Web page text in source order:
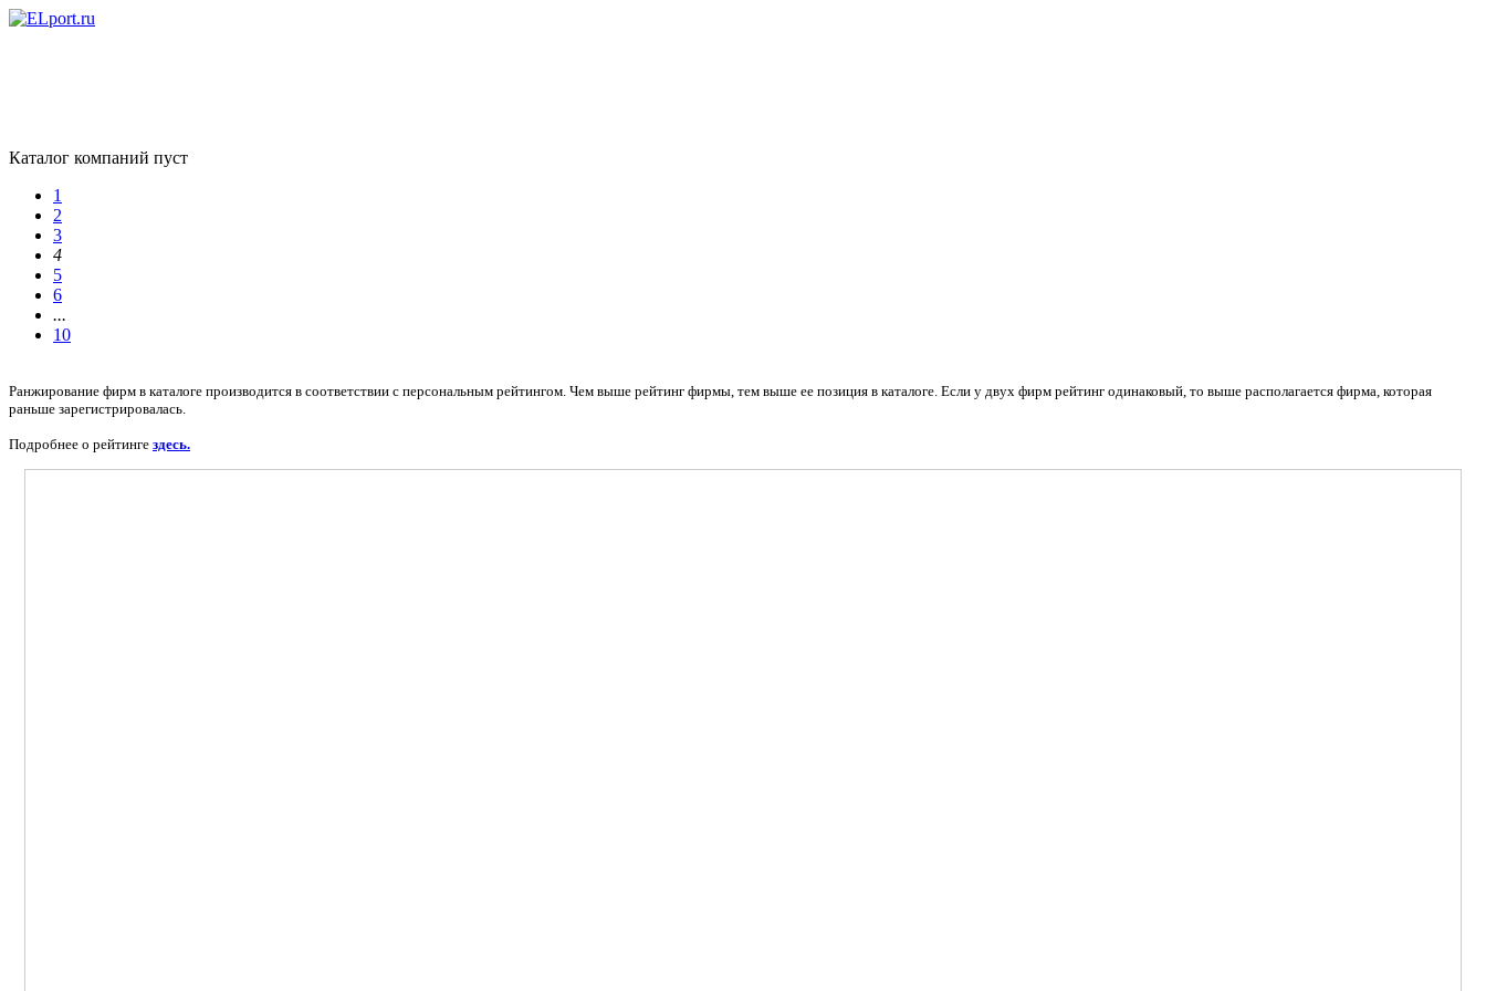
Каталог компаний пуст
1
2
3
4
5
6
...
10
Ранжирование фирм в каталоге производится в соответствии с персональным рейтингом. Чем выше рейтинг фирмы, тем выше ее позиция в каталоге. Если у двух фирм рейтинг одинаковый, то выше располагается фирма, которая
раньше зарегистрировалась.
Подробнее о рейтинге здесь.